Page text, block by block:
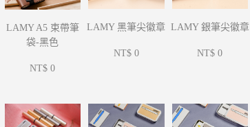
LAMY A5 束帶筆
袋-黑色
NT$ 0
LAMY 黑筆尖徽章
NT$ 0
LAMY 銀筆尖徽章
NT$ 0